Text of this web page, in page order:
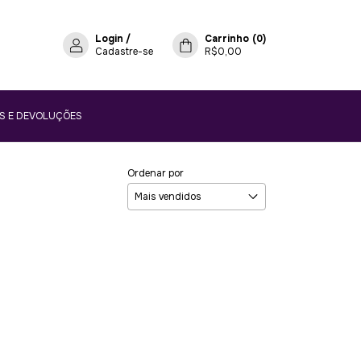
Login /
Cadastre-se
Carrinho (0)
R$0,00
E DEVOLUÇÕES
Ordenar por